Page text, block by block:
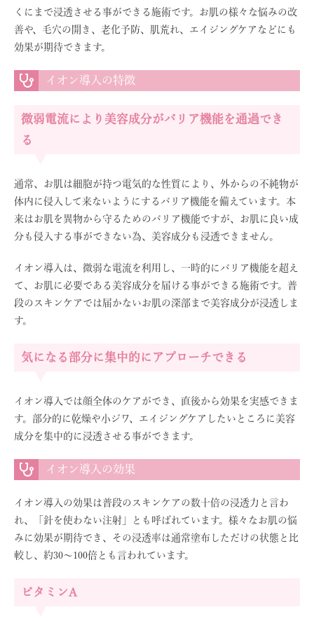
くにまで浸透させる事ができる施術です。お肌の様々な悩みの改
善や、毛穴の開き、老化予防、肌荒れ、エイジングケアなどにも
効果が期待できます。
イオン導入の特徴
微弱電流により美容成分がバリア機能を通過でき
る
通常、お肌は細胞が持つ電気的な性質により、外からの不純物が
体内に侵入して来ないようにするバリア機能を備えています。本
来はお肌を異物から守るためのバリア機能ですが、お肌に良い成
分も侵入する事ができない為、美容成分も浸透できません。
イオン導入は、微弱な電流を利用し、一時的にバリア機能を超え
て、お肌に必要である美容成分を届ける事ができる施術です。普
段のスキンケアでは届かないお肌の深部まで美容成分が浸透しま
す。
気になる部分に集中的にアプローチできる
イオン導入では顔全体のケアができ、直後から効果を実感できま
す。部分的に乾燥や小ジワ、エイジングケアしたいところに美容
成分を集中的に浸透させる事ができます。
イオン導入の効果
イオン導入の効果は普段のスキンケアの数十倍の浸透力と言わ
れ、「針を使わない注射」とも呼ばれています。様々なお肌の悩
みに効果が期待でき、その浸透率は通常塗布しただけの状態と比
較し、約30〜100倍とも言われています。
ビタミンA